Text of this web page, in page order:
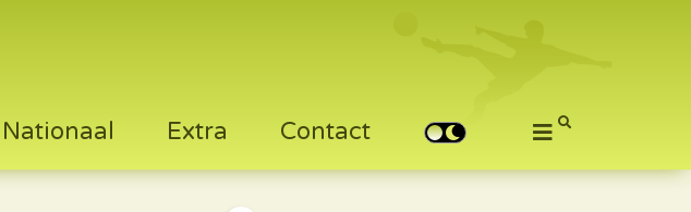
Nationaal Extra Contact